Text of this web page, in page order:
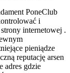
PoneClub
i
internetowej .
pieniądze
reputację arsen
adres gdzie